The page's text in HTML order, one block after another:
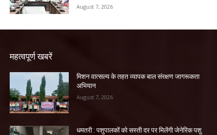
August 7, 2026
महत्वपूर्ण खबरें
मिशन वात्सल्य के तहत व्यापक बाल संरक्षण जागरूकता
अभियान
August 7, 2026
धमतरी : पशुपालकों को सस्ती दर पर मिलेंगी जेनेरिक पशु